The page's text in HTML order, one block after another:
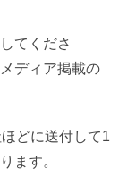
てくださ
ディア掲載の
どに送付して1
ます。